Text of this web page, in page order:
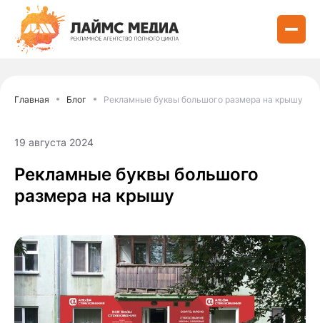
Главная Блог Рекламные буквы большого размера на крышу
19 августа 2024
Рекламные буквы большого
размера на крышу